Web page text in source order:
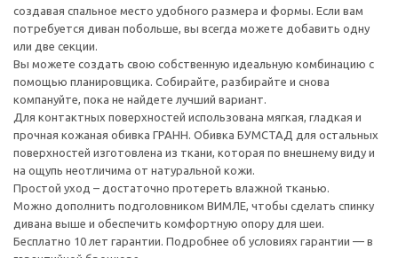
создавая спальное место удобного размера и формы. Если вам
потребуется диван побольше, вы всегда можете добавить одну
или две секции.
Вы можете создать свою собственную идеальную комбинацию с
помощью планировщика. Собирайте, разбирайте и снова
компануйте, пока не найдете лучший вариант.
Для контактных поверхностей использована мягкая, гладкая и
прочная кожаная обивка ГРАНН. Обивка БУМСТАД для остальных
поверхностей изготовлена из ткани, которая по внешнему виду и
на ощупь неотличима от натуральной кожи.
Простой уход – достаточно протереть влажной тканью.
Можно дополнить подголовником ВИМЛЕ, чтобы сделать спинку
дивана выше и обеспечить комфортную опору для шеи.
Бесплатно 10 лет гарантии. Подробнее об условиях гарантии — в